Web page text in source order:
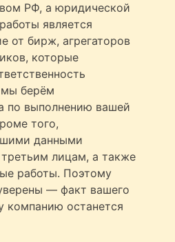
РФ, а юридической
является
от бирж, агрегаторов
которые
мы берём
по выполнению вашей
того,
данными
лицам, а также
работы. Поэтому
— факт вашего
компанию останется